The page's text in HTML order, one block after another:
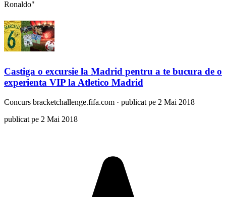
Ronaldo"
Castiga o excursie la Madrid pentru a te bucura de o
experienta VIP la Atletico Madrid
Concurs bracketchallenge.fifa.com · publicat pe 2 Mai 2018
publicat pe 2 Mai 2018